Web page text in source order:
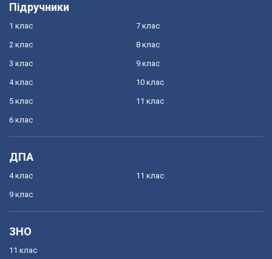
Підручники
1 клас
2 клас
3 клас
4 клас
5 клас
6 клас
7 клас
8 клас
9 клас
10 клас
11 клас
ДПА
4 клас
9 клас
11 клас
ЗНО
11 клас